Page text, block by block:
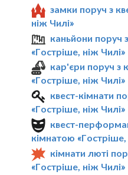
замки поруч з
ніж Чилі»
каньйони поруч
«Гостріше, ніж Чилі»
кар'єри поруч з
«Гостріше, ніж Чилі»
квест-кімнати
«Гостріше, ніж Чилі»
квест-
кімнатою «Гостріше,
кімнати люті
«Гостріше, ніж Чилі»